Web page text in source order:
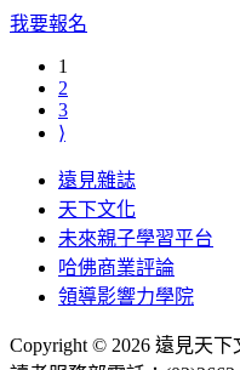
我要報名
1
2
3
⟩
遠見雜誌
天下文化
未來親子學習平台
哈佛商業評論
領導影響力學院
Copyright © 2026 遠見天